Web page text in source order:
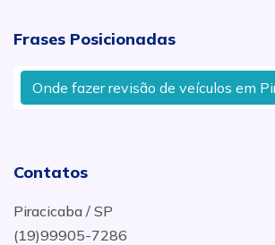
Frases Posicionadas
Onde fazer revisão de veículos em
Contatos
Piracicaba / SP
(19)99905-7286